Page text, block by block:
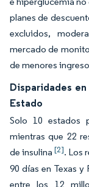
planes de
excluidos,
mercado de
de menores
Disparidades
Estado
Solo 10 estados
mientras que 22
de insulina[2]. Los
90 días en Texas
entre los 12